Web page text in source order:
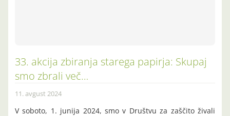
33. akcija zbiranja starega papirja: Skupaj
smo zbrali več…
11. avgust 2024
V soboto, 1. junija 2024, smo v Društvu za zaščito živali